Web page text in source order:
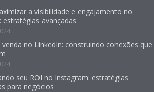
a visibilidade e engajamento no
estratégias avançadas
no LinkedIn: construindo conexões que
seu ROI no Instagram: estratégias
para negócios